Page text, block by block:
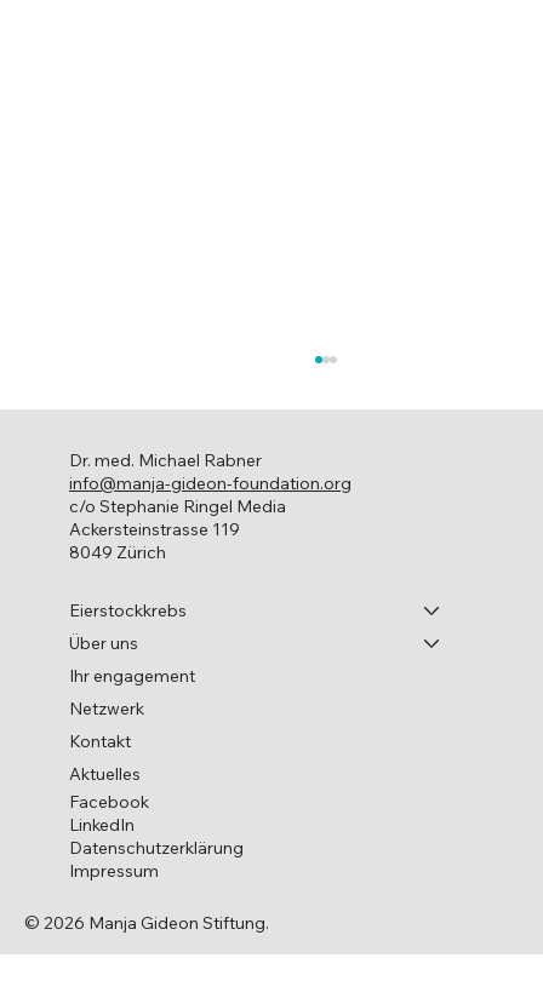
Leben mit Krebs
Facebook
LinkedIn
Datenschutzerklärung
Impressum
Eierstockkrebs
Über uns
Ihr engagement
Netzwerk
Kontakt
Aktuelles
Dr. med. Michael Rabner
info@manja-gideon-foundation.org
c/o Stephanie Ringel Media
Ackersteinstrasse 119
8049 Zürich
© 2026 Manja Gideon Stiftung.